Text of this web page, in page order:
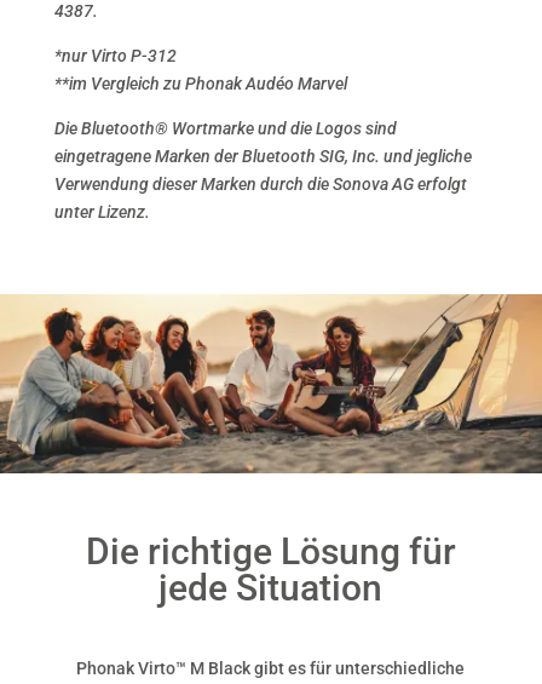
4387.
*nur Virto P-312
**im Vergleich zu Phonak Audéo Marvel
Die Bluetooth® Wortmarke und die Logos sind
eingetragene Marken der Bluetooth SIG, Inc. und jegliche
Verwendung dieser Marken durch die Sonova AG erfolgt
unter Lizenz.
Die richtige Lösung für
jede Situation
Phonak Virto™ M Black gibt es für unterschiedliche